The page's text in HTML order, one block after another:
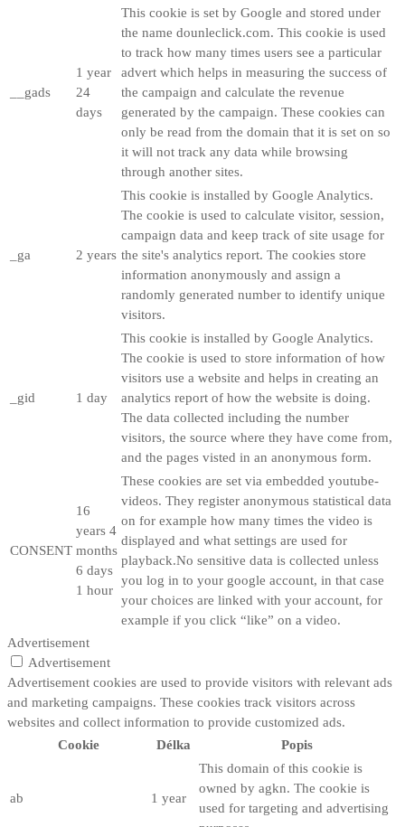
__gads
1 year
24
days
This cookie is set by Google and stored under
the name dounleclick.com. This cookie is used
to track how many times users see a particular
advert which helps in measuring the success of
the campaign and calculate the revenue
generated by the campaign. These cookies can
only be read from the domain that it is set on so
it will not track any data while browsing
through another sites.
_ga 2 years
This cookie is installed by Google Analytics.
The cookie is used to calculate visitor, session,
campaign data and keep track of site usage for
the site's analytics report. The cookies store
information anonymously and assign a
randomly generated number to identify unique
visitors.
_gid 1 day
This cookie is installed by Google Analytics.
The cookie is used to store information of how
visitors use a website and helps in creating an
analytics report of how the website is doing.
The data collected including the number
visitors, the source where they have come from,
and the pages visted in an anonymous form.
CONSENT
16
years 4
months
6 days
1 hour
These cookies are set via embedded youtube-
videos. They register anonymous statistical data
on for example how many times the video is
displayed and what settings are used for
playback.No sensitive data is collected unless
you log in to your google account, in that case
your choices are linked with your account, for
example if you click “like” on a video.
Advertisement
Advertisement
Advertisement cookies are used to provide visitors with relevant ads
and marketing campaigns. These cookies track visitors across
websites and collect information to provide customized ads.
Cookie
Délka Popis
ab 1 year
This domain of this cookie is
owned by agkn. The cookie is
used for targeting and advertising